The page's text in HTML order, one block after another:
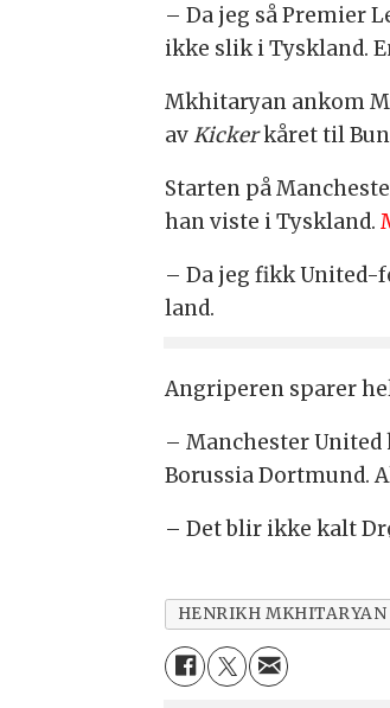
– Da jeg så Premier
ikke slik i Tyskland.
Mkhitaryan ankom
avKickerkåret til
Starten på
han viste i Tyskland.
– Da jeg fikk United-
land.
Angriperen sparer
– Manchester
Borussia Dortmund.
– Det blir ikke kalt
HENRIKH MKHITARYAN